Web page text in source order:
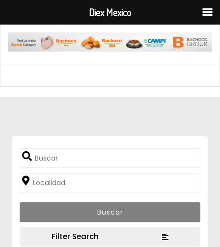
Filter Search
Diex Mexico